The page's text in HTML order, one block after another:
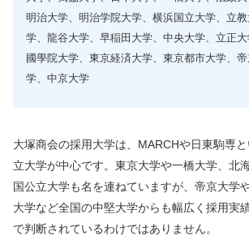
明治大学、明治学院大学、横浜国立大学、立
学、龍谷大学、早稲田大学、中央大学、立正大
國學院大学、東京経済大学、東京都市大学、
学、中京大学
大塚商会の採用大学は、MARCHや日東駒専
立大学が中心です。東京大学や一橋大学、北
国公立大学も名を連ねていますが、帝京大学
大学など全国の中堅大学からも幅広く採用実
で判断されているわけではありません。